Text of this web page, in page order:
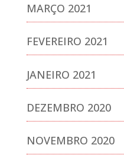
MARÇO 2021
FEVEREIRO 2021
JANEIRO 2021
DEZEMBRO 2020
NOVEMBRO 2020